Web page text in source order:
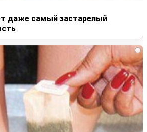
даже самый застарелый
i